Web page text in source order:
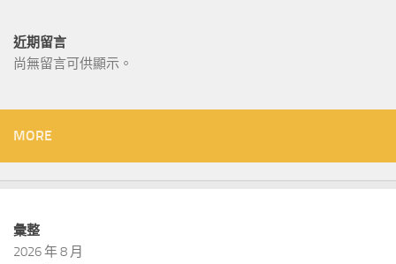
近期留言
尚無留言可供顯示。
MORE
彙整
2026 年 8 月